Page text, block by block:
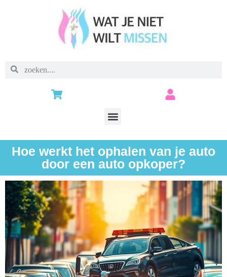
Hoe werkt het ophalen van je auto
door een auto opkoper?